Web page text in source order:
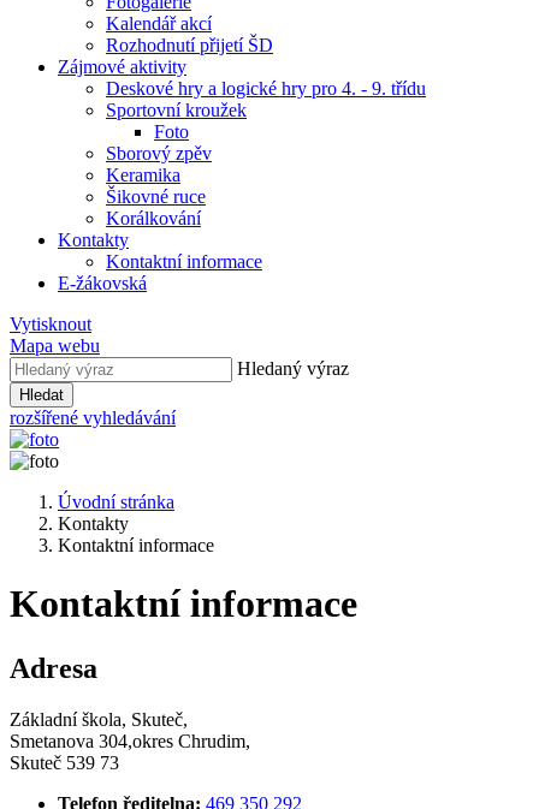
Kalendář akcí
Rozhodnutí přijetí ŠD
Zájmové aktivity
Deskové hry a logické hry pro 4. - 9. třídu
Sportovní kroužek
Foto
Sborový zpěv
Keramika
Šikovné ruce
Korálkování
Kontakty
Kontaktní informace
E-žákovská
Vytisknout
Mapa webu
Hledaný výraz
Hledat
rozšířené vyhledávání
Úvodní stránka
Kontakty
Kontaktní informace
Kontaktní informace
Adresa
Základní škola, Skuteč,
Smetanova 304,okres Chrudim,
Skuteč 539 73
Telefon ředitelna: 469 350 292